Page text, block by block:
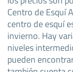
Centro de Esquí
centro de esquí
invierno. Hay
niveles
pueden